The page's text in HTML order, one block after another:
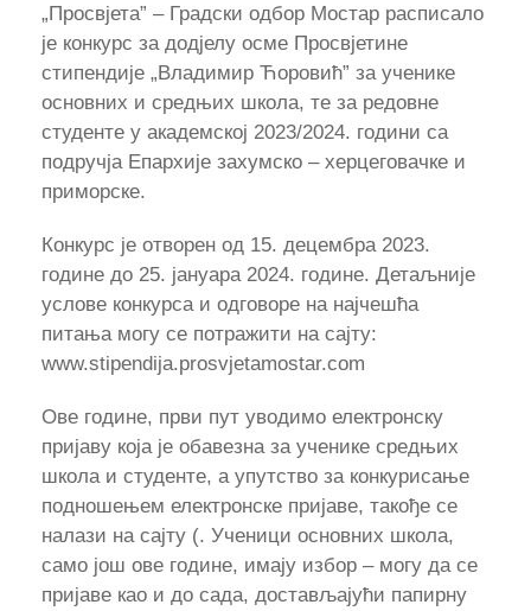
„Просвјета” – Градски одбор Мостар расписало
је конкурс за додјелу осме Просвјетине
стипендије „Владимир Ћоровић” за ученике
основних и средњих школа, те за редовне
студенте у академској 2023/2024. години са
подручја Епархије захумско – херцеговачке и
приморске.
Конкурс је отворен од 15. децембра 2023.
године до 25. јануара 2024. године. Детаљније
услове конкурса и одговоре на најчешћа
питања могу се потражити на сајту:
www.stipendija.prosvjetamostar.com
Ове године, први пут уводимо електронску
пријаву која је обавезна за ученике средњих
школа и студенте, а упутство за конкурисање
подношењем електронске пријаве, такође се
налази на сајту (. Ученици основних школа,
само још ове године, имају избор – могу да се
пријаве као и до сада, достављајући папирну